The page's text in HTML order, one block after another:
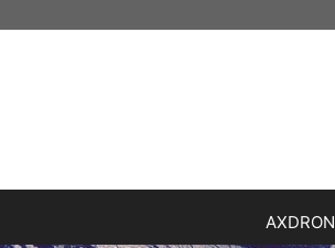
AXDRON